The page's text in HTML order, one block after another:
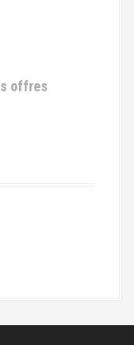
offres